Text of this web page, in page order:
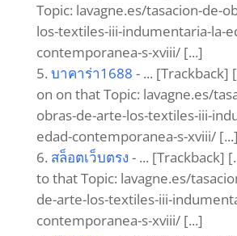
Topic: lavagne.es/tasacion-de-
los-textiles-iii-indumentaria-la-
contemporanea-s-xviii/ [...]
บาคาร่า1688 - ... [Trackback]
on on that Topic: lavagne.es/
obras-de-arte-los-textiles-iii-
edad-contemporanea-s-xviii/ [...]
สล็อตเว็บตรง - ... [Trackback]
to that Topic: lavagne.es/
de-arte-los-textiles-iii-
contemporanea-s-xviii/ [...]